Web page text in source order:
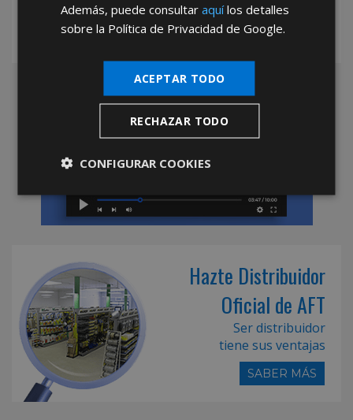
Hazte Distribuidor
Oficial de AFT
Ser distribuidor
tiene sus ventajas
SABER MÁS
Además, puede consultaraquílos detalles
sobre la Política de Privacidad de Google.
ACEPTAR TODO
RECHAZAR TODO
CONFIGURAR COOKIES